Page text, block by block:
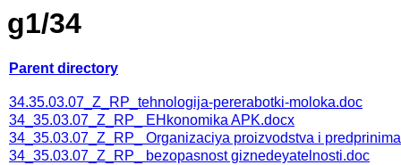
g1/34
Parent directory
34.35.03.07_Z_RP_tehnologija-pererabotki-moloka.doc
34_35.03.07_Z_RP_ EHkonomika APK.docx
34_35.03.07_Z_RP_ Organizaciya proizvodstva i
34_35.03.07_Z_RP_ bezopasnost giznedeyatelnosti.doc